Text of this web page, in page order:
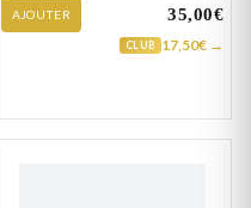
AJOUTER 35,00€
CLUB 17,50€ →